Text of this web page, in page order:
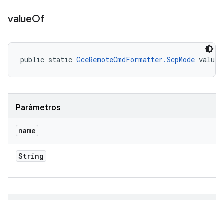
valueOf
public static GceRemoteCmdFormatter.ScpMode
Parámetros
name
String